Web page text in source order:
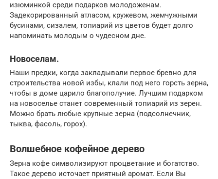
изюминкой среди подарков молодоженам.
Задекорированный атласом, кружевом, жемчужными
бусинами, сизалем, топиарий из цветов будет долго
напоминать молодым о чудесном дне.
Новоселам.
Наши предки, когда закладывали первое бревно для
строительства новой избы, клали под него горсть зерна,
чтобы в доме царило благополучие. Лучшим подарком
на новоселье станет современный топиарий из зерен.
Можно брать любые крупные зерна (подсолнечник,
тыква, фасоль, горох).
Волшебное кофейное дерево
Зерна кофе символизируют процветание и богатство.
Такое дерево источает приятный аромат. Если Вы